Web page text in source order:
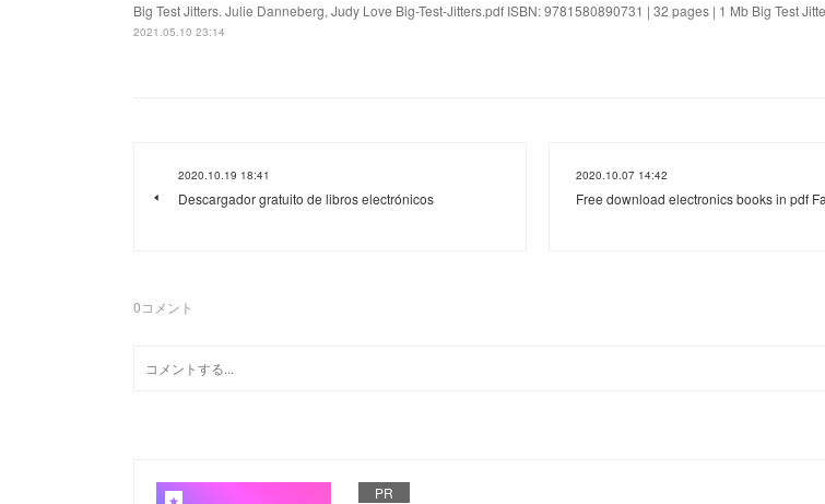
Big Test Jitters. Julie Danneberg, Judy Love Big-Test-Jitters.pdf ISBN: 9781580890731 | 32 pages | 1 Mb Big Test
2021.05.10 23:14
2020.10.19 18:41
Descargador gratuito de libros electrónicos
2020.10.07 14:42
Free download electronics books in pdf
0コメント
PR